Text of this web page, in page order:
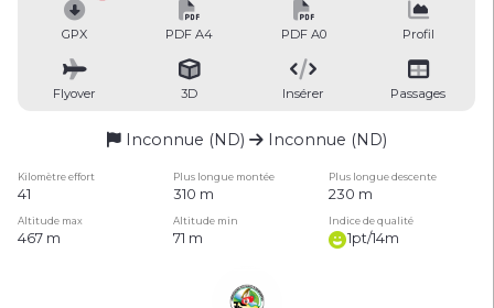
GPX PDF A4 PDF A0 Profil
Flyover 3D Insérer Passages
Inconnue (ND) Inconnue (ND)
Kilomètre effort Plus longue montée Plus longue descente
41 310 m 230 m
Altitude max Altitude min Indice de qualité
467 m 71 m 1pt/14m